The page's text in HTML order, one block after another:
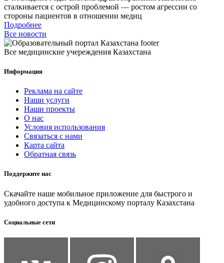
сталкивается с острой проблемой — ростом агрессии со
стороны пациентов в отношении медиц
Подробнее
Все новости
Все медицинские учереждения Казахстана
Информация
Реклама на сайте
Наши услуги
Наши проекты
О нас
Условия использования
Связаться с нами
Карта сайта
Обратная связь
Поддержите нас
Скачайте наше мобильное приложение для быстрого и
удобного доступа к Медицинскому порталу Казахстана
Социальные сети